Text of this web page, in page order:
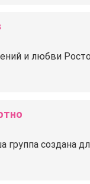
и любви
группа создана